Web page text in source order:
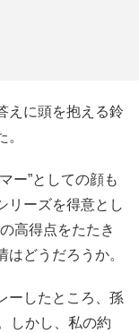
えに頭を抱える鈴
ー”としての顔も
リーズを得意とし
高得点をたたき
どうだろうか。
ーしたところ、孫
しかし、私の約